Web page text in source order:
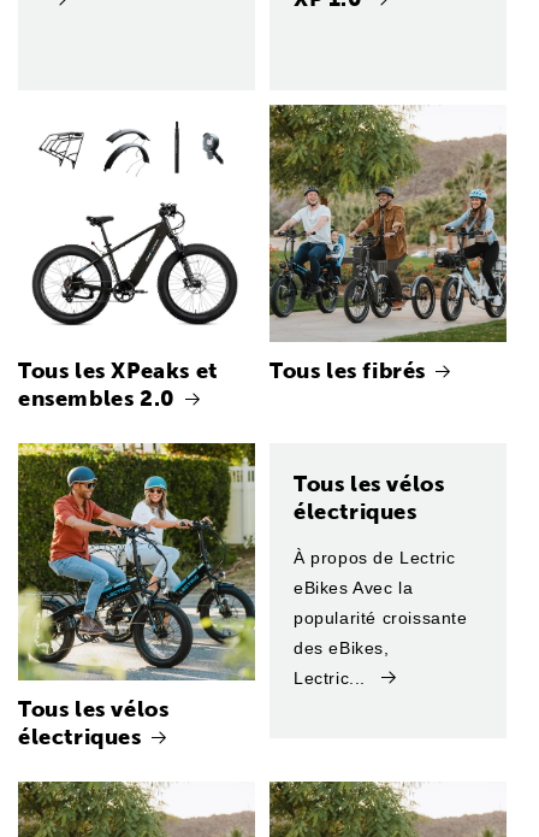
Tous les XPeaks et
ensembles 2.0
Tous les fibrés
Tous les vélos
électriques
Tous les vélos
électriques
À propos de Lectric
eBikes Avec la
popularité croissante
des eBikes,
Lectric...